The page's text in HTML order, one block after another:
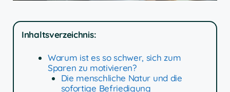
Inhaltsverzeichnis:
Warum ist es so schwer, sich zum
Sparen zu motivieren?
Die menschliche Natur und die
sofortige Befriedigung